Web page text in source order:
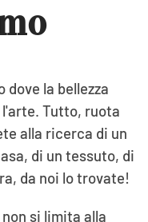
dove la bellezza
Tutto, ruota
alla ricerca di un
di un tessuto, di
da noi lo trovate!
si limita alla